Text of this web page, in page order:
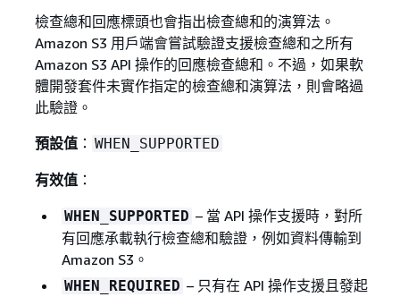
檢查總和回應標頭也會指出檢查總和的演算法。
Amazon S3 用戶端會嘗試驗證支援檢查總和之所有
Amazon S3 API 操作的回應檢查總和。不過，如果軟
體開發套件未實作指定的檢查總和演算法，則會略過
此驗證。
預設值： WHEN_SUPPORTED
有效值：
WHEN_SUPPORTED – 當 API 操作支援時，對所
有回應承載執行檢查總和驗證，例如資料傳輸到
Amazon S3。
WHEN_REQUIRED – 只有在 API 操作支援且發起